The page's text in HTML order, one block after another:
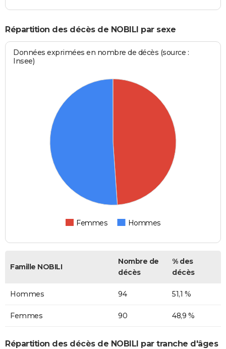
Répartition des décès de NOBILI par sexe
Données exprimées en nombre de décès (source :
Insee)
Femmes Hommes
Famille NOBILI
Nombre de
décès
% des
décès
Hommes 94 51,1 %
Femmes 90 48,9 %
Répartition des décès de NOBILI par tranche d'âges